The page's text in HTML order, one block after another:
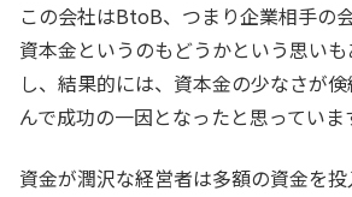
この会社はBtoB、つまり企業相手の
資本金というのもどうかという思い
し、結果的には、資本金の少なさが
んで成功の一因となったと思っていま
資金が潤沢な経営者は多額の資金を投